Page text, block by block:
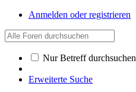
Anmelden oder registrieren
Nur Betreff durchsuchen
Erweiterte Suche